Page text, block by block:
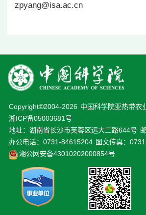
zpyang@isa.ac.cn
Copyright©2004-2026 中国科学院亚热带农
湘ICP备05003681号
地址：湖南省长沙市芙蓉区远大二路644号
办公电话：0731-84615204 图文传真：
湘公网安备43010202000854号